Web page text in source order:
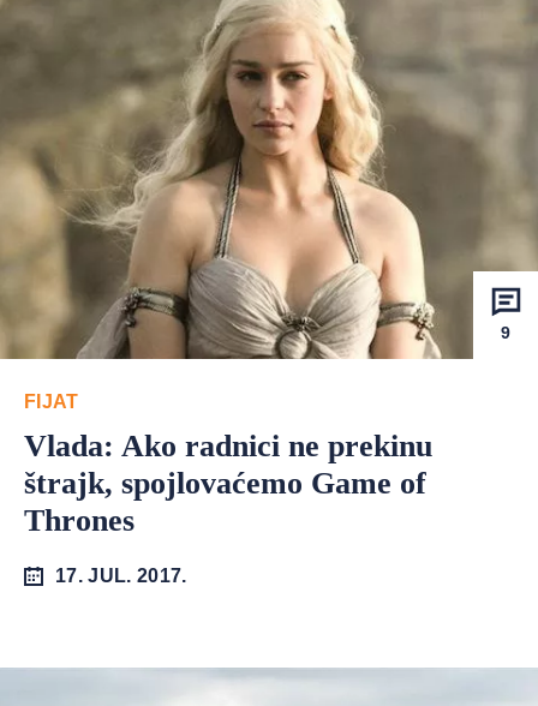
9
FIJAT
Vlada: Ako radnici ne prekinu
štrajk, spojlovaćemo Game of
Thrones
17. JUL. 2017.